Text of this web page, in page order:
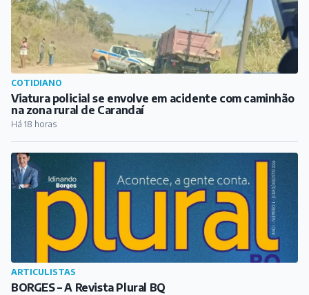
COTIDIANO
Viatura policial se envolve em acidente com caminhão
na zona rural de Carandaí
Há 18 horas
ARTICULISTAS
BORGES – A Revista Plural BQ